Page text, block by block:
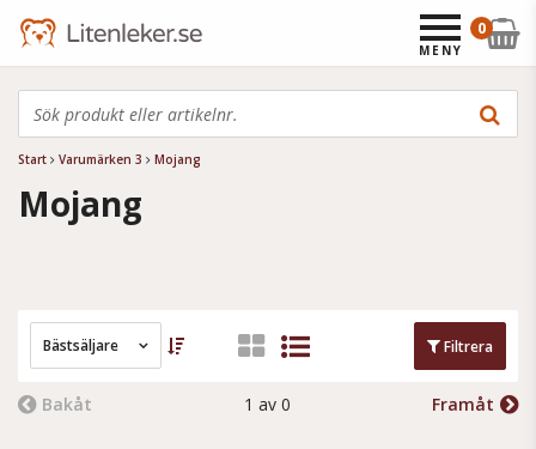
Start Varumärken 3 Mojang
Mojang
Bästsäljare Filtrera
Bakåt 1 av 0 Framåt
0
MENY